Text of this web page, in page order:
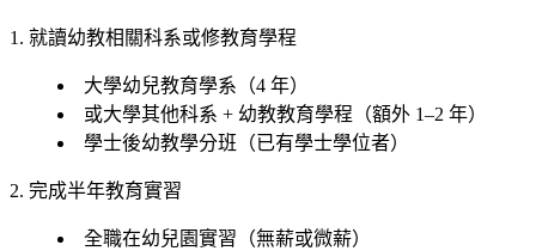
1. 就讀幼教相關科系或修教育學程
大學幼兒教育學系（4 年）
或大學其他科系 + 幼教教育學程（額外 1–2 年）
學士後幼教學分班（已有學士學位者）
2. 完成半年教育實習
全職在幼兒園實習（無薪或微薪）